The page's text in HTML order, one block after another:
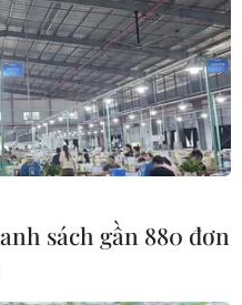
sách gần 880 đơn